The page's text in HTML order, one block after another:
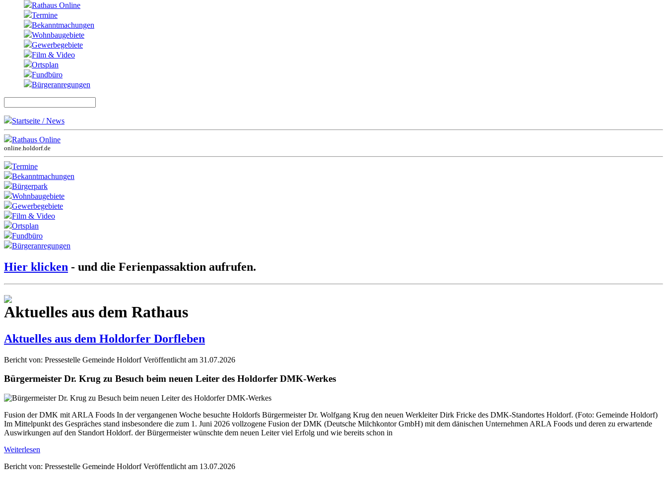
Rathaus Online
Termine
Bekanntmachungen
Wohnbaugebiete
Gewerbegebiete
Film & Video
Ortsplan
Fundbüro
Bürgeranregungen
Startseite / News
Rathaus Online
online.holdorf.de
Termine
Bekanntmachungen
Bürgerpark
Wohnbaugebiete
Gewerbegebiete
Film & Video
Ortsplan
Fundbüro
Bürgeranregungen
Hier klicken - und die Ferienpassaktion aufrufen.
Aktuelles aus dem Rathaus
Aktuelles aus dem Holdorfer Dorfleben
Bericht von: Pressestelle Gemeinde Holdorf Veröffentlicht am 31.07.2026
Bürgermeister Dr. Krug zu Besuch beim neuen Leiter des Holdorfer DMK-Werkes
Fusion der DMK mit ARLA Foods In der vergangenen Woche besuchte Holdorfs Bürgermeister Dr. Wolfgang Krug den neuen Werkleiter Dirk Fricke des DMK-Standortes Holdorf. (Foto: Gemeinde Holdorf)
Im Mittelpunkt des Gespräches stand insbesondere die zum 1. Juni 2026 vollzogene Fusion der DMK (Deutsche Milchkontor GmbH) mit dem dänischen Unternehmen ARLA Foods und deren zu erwartende
Auswirkungen auf den Standort Holdorf. der Bürgermeister wünschte dem neuen Leiter viel Erfolg und wie bereits schon in
Weiterlesen
Bericht von: Pressestelle Gemeinde Holdorf Veröffentlicht am 13.07.2026